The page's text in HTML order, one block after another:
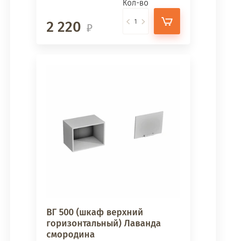
2 220
Кол-во
ВГ 500 (шкаф верхний
горизонтальный) Лаванда
смородина